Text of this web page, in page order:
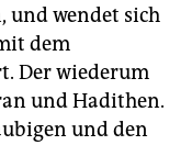
und wendet sich
dem
Der wiederum
und Hadithen.
und den